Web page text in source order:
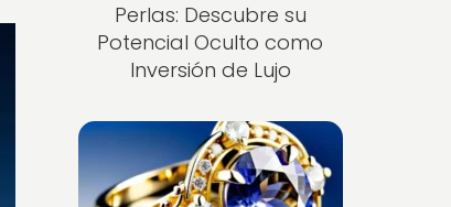
Perlas: Descubre su
Potencial Oculto como
Inversión de Lujo